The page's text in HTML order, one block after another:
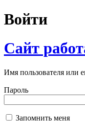
Войти
Сайт
Имя пользователя или
Пароль
Запомнить меня